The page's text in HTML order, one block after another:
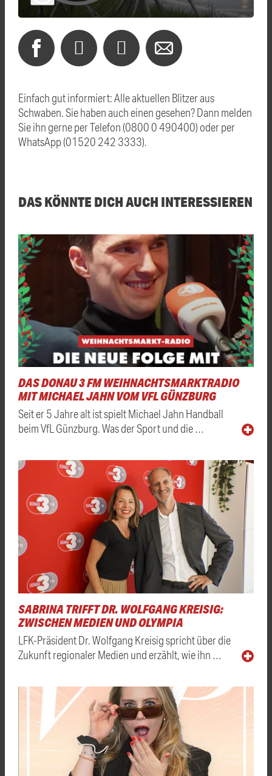
Einfach gut informiert: Alle aktuellen Blitzer aus
Schwaben. Sie haben auch einen gesehen? Dann melden
Sie ihn gerne per Telefon (0800 0 490400) oder per
WhatsApp (01520 242 3333).
DAS KÖNNTE DICH AUCH INTERESSIEREN
DAS DONAU 3 FM WEIHNACHTSMARKTRADIO
MIT MICHAEL JAHN VOM VFL GÜNZBURG
Seit er 5 Jahre alt ist spielt Michael Jahn Handball
beim VfL Günzburg. Was der Sport und die …
SABRINA TRIFFT DR. WOLFGANG KREISIG:
ZWISCHEN MEDIEN UND OLYMPIA
LFK-Präsident Dr. Wolfgang Kreisig spricht über die
Zukunft regionaler Medien und erzählt, wie ihn …